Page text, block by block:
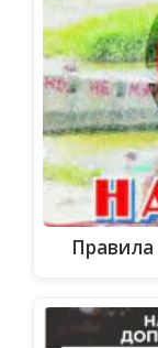
Правила